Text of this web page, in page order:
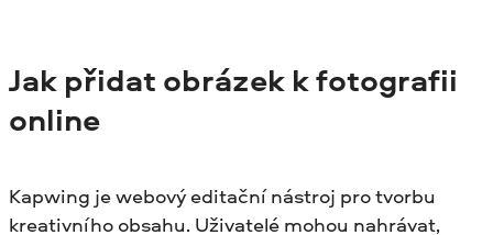
Jak přidat obrázek k fotografii
online
Kapwing je webový editační nástroj pro tvorbu
kreativního obsahu. Uživatelé mohou nahrávat,